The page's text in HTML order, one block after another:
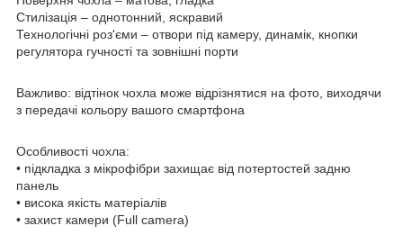
Стилізація – однотонний, яскравий
Технологічні роз'єми – отвори під камеру, динамік, кнопки
регулятора гучності та зовнішні порти
Важливо: відтінок чохла може відрізнятися на фото, виходячи
з передачі кольору вашого смартфона
Особливості чохла:
• підкладка з мікрофібри захищає від потертостей задню
панель
• висока якість матеріалів
• захист камери (Full camera)